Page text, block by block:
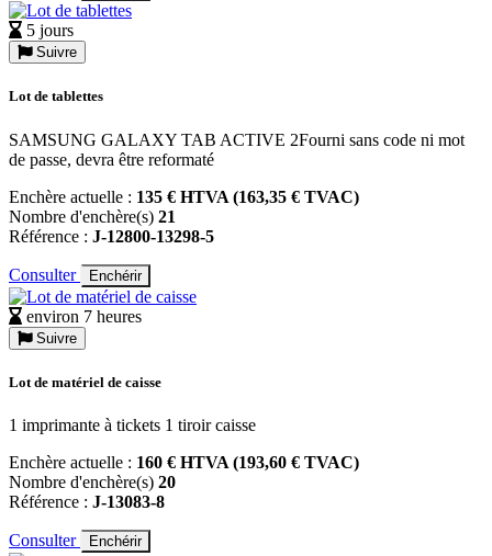
5 jours
Suivre
Lot de tablettes
SAMSUNG GALAXY TAB ACTIVE 2Fourni sans code ni mot
de passe, devra être reformaté
Enchère actuelle : 135 € HTVA (163,35 € TVAC)
Nombre d'enchère(s) 21
Référence : J-12800-13298-5
Consulter Enchérir
environ 7 heures
Suivre
Lot de matériel de caisse
1 imprimante à tickets 1 tiroir caisse
Enchère actuelle : 160 € HTVA (193,60 € TVAC)
Nombre d'enchère(s) 20
Référence : J-13083-8
Consulter Enchérir